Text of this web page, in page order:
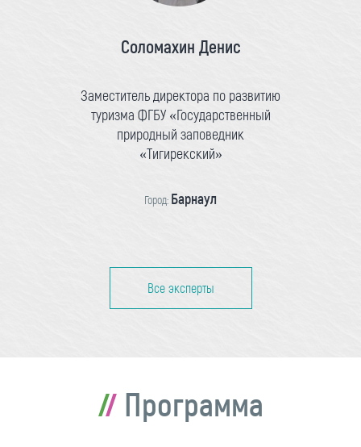
Соломахин Денис
Заместитель директора по развитию
туризма ФГБУ «Государственный
природный заповедник
«Тигирекский»
Город: Барнаул
Все эксперты
Программа